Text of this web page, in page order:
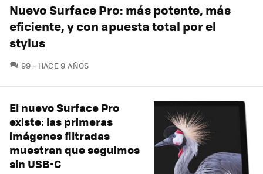
Nuevo Surface Pro: más potente, más
eficiente, y con apuesta total por el
stylus
99 COMENTARIOS
HACE 9 AÑOS
El nuevo Surface Pro
existe: las primeras
imágenes filtradas
muestran que seguimos
sin USB-C